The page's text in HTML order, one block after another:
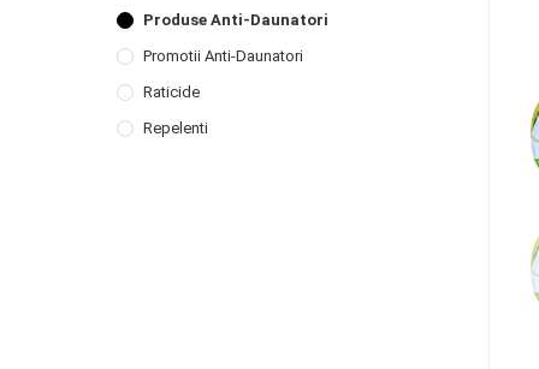
Produse Anti-Daunatori
Promotii Anti-Daunatori
Raticide
Repelenti